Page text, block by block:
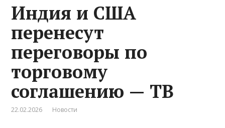
Индия и США
перенесут
переговоры по
торговому
соглашению — ТВ
22.02.2026 Новости